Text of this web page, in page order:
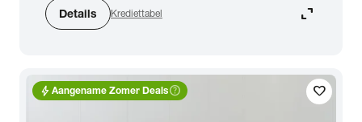
Details Krediettabel expand_content
favorite
bolt Aangename Zomer Dealshelp_outline